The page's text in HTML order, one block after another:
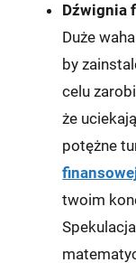
Dźwignia
Duże
by
celu
że
potężne
twoim